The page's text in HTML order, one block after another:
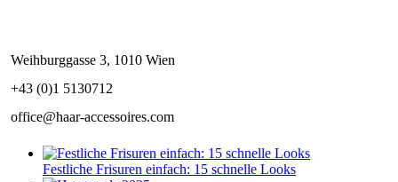
Weihburggasse 3, 1010 Wien
+43 (0)1 5130712
office@haar-accessoires.com
Festliche Frisuren einfach: 15 schnelle Looks